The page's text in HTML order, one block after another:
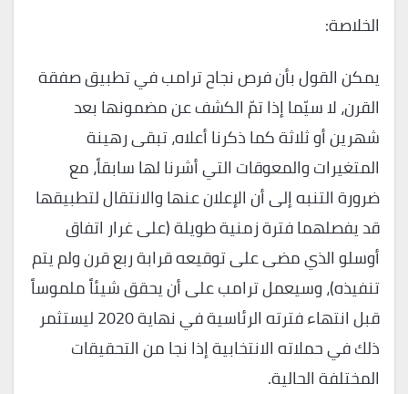
الخلاصة:
يمكن القول بأن فرص نجاح ترامب في تطبيق صفقة
القرن، لا سيّما إذا تمّ الكشف عن مضمونها بعد
شهرين أو ثلاثة كما ذكرنا أعلاه، تبقى رهينة
المتغيرات والمعوقات التي أشرنا لها سابقاً، مع
ضرورة التنبه إلى أن الإعلان عنها والانتقال لتطبيقها
قد يفصلهما فترة زمنية طويلة (على غرار اتفاق
أوسلو الذي مضى على توقيعه قرابة ربع قرن ولم يتم
تنفيذه)، وسيعمل ترامب على أن يحقق شيئاً ملموساً
قبل انتهاء فترته الرئاسية في نهاية 2020 ليستثمر
ذلك في حملاته الانتخابية إذا نجا من التحقيقات
المختلفة الحالية.